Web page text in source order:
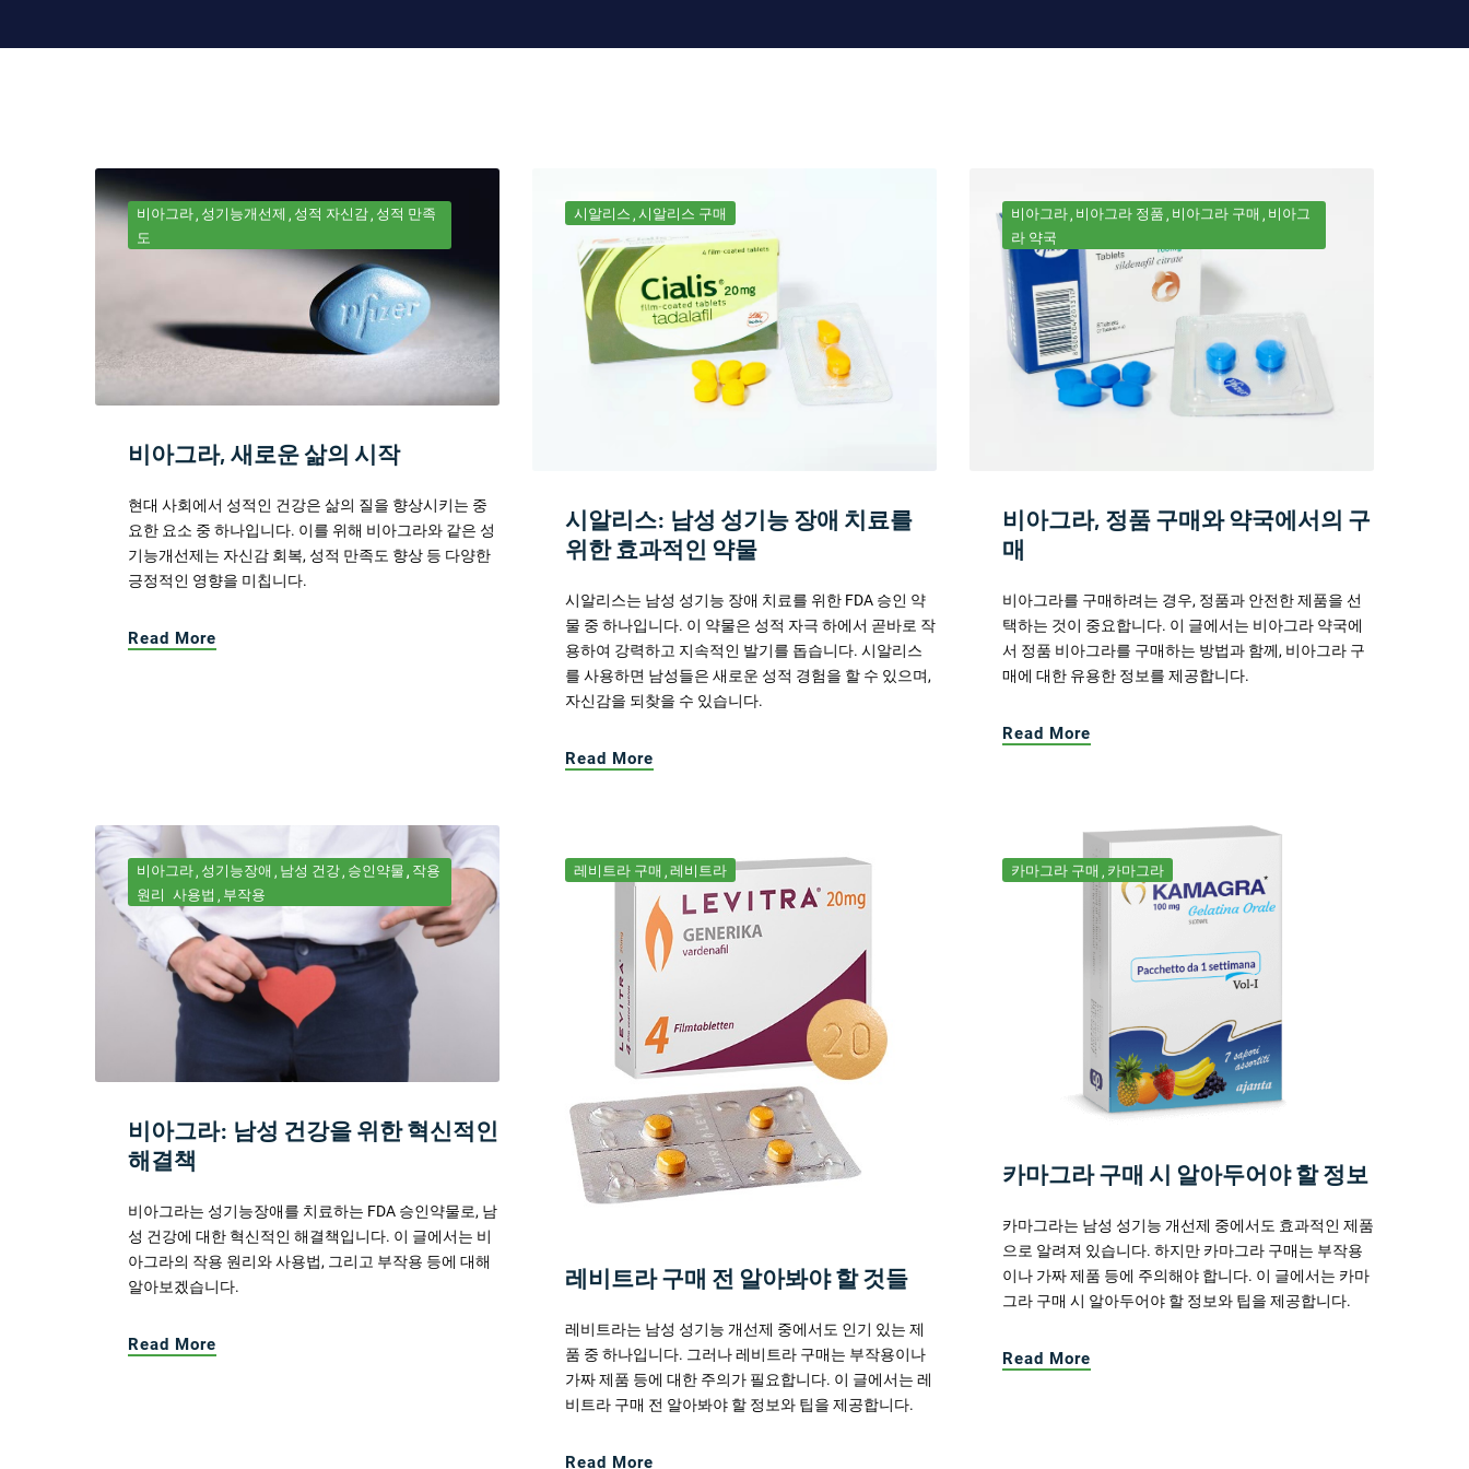
비아그라 성기능개선제 성적 자신감 성적 만족
도
비아그라, 새로운 삶의 시작
현대 사회에서 성적인 건강은 삶의 질을 향상시키는 중
요한 요소 중 하나입니다. 이를 위해 비아그라와 같은 성
기능개선제는 자신감 회복, 성적 만족도 향상 등 다양한
긍정적인 영향을 미칩니다.
Read More
시알리스 시알리스 구매
시알리스: 남성 성기능 장애 치료를
위한 효과적인 약물
시알리스는 남성 성기능 장애 치료를 위한 FDA 승인 약
물 중 하나입니다. 이 약물은 성적 자극 하에서 곧바로 작
용하여 강력하고 지속적인 발기를 돕습니다. 시알리스
를 사용하면 남성들은 새로운 성적 경험을 할 수 있으며,
자신감을 되찾을 수 있습니다.
Read More
비아그라 비아그라 정품 비아그라 구매
비아그
라 약국
비아그라, 정품 구매와 약국에서의 구
매
비아그라를 구매하려는 경우, 정품과 안전한 제품을 선
택하는 것이 중요합니다. 이 글에서는 비아그라 약국에
서 정품 비아그라를 구매하는 방법과 함께, 비아그라 구
매에 대한 유용한 정보를 제공합니다.
Read More
비아그라 성기능장애 남성 건강 승인약물 작용
원리 사용법 부작용
비아그라: 남성 건강을 위한 혁신적인
해결책
비아그라는 성기능장애를 치료하는 FDA 승인약물로, 남
성 건강에 대한 혁신적인 해결책입니다. 이 글에서는 비
아그라의 작용 원리와 사용법, 그리고 부작용 등에 대해
알아보겠습니다.
Read More
레비트라 구매 레비트라
레비트라 구매 전 알아봐야 할 것들
레비트라는 남성 성기능 개선제 중에서도 인기 있는 제
품 중 하나입니다. 그러나 레비트라 구매는 부작용이나
가짜 제품 등에 대한 주의가 필요합니다. 이 글에서는 레
비트라 구매 전 알아봐야 할 정보와 팁을 제공합니다.
Read More
카마그라 구매 카마그라
카마그라 구매 시 알아두어야 할 정보
카마그라는 남성 성기능 개선제 중에서도 효과적인 제품
으로 알려져 있습니다. 하지만 카마그라 구매는 부작용
이나 가짜 제품 등에 주의해야 합니다. 이 글에서는 카마
그라 구매 시 알아두어야 할 정보와 팁을 제공합니다.
Read More